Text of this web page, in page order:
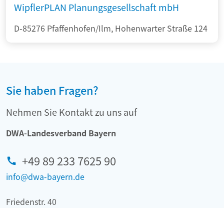
WipflerPLAN Planungsgesellschaft mbH
D-85276 Pfaffenhofen/Ilm, Hohenwarter Straße 124
Sie haben Fragen?
Nehmen Sie Kontakt zu uns auf
DWA-Landesverband Bayern
+49 89 233 7625 90
info@dwa-bayern.de
Friedenstr. 40